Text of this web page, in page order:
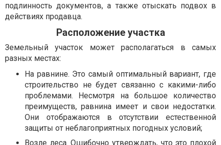
подлинность документов, а также отыскать подвох в
действиях продавца.
Расположение участка
Земельный участок может располагаться в самых
разных местах:
На равнине. Это самый оптимальный вариант, где
строительство не будет связанно с какими-либо
проблемами. Несмотря на большое количество
преимуществ, равнина имеет и свои недостатки.
Они отображаются в отсутствии естественной
защиты от неблагоприятных погодных условий;
Возле леса. Ошибочно утверждать, что это плохой